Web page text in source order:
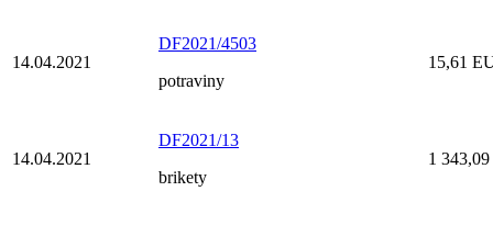
14.04.2021
DF2021/4503
potraviny
15,61
14.04.2021
DF2021/13
brikety
1